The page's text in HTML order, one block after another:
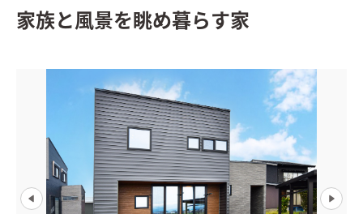
家族と風景を眺め暮らす家